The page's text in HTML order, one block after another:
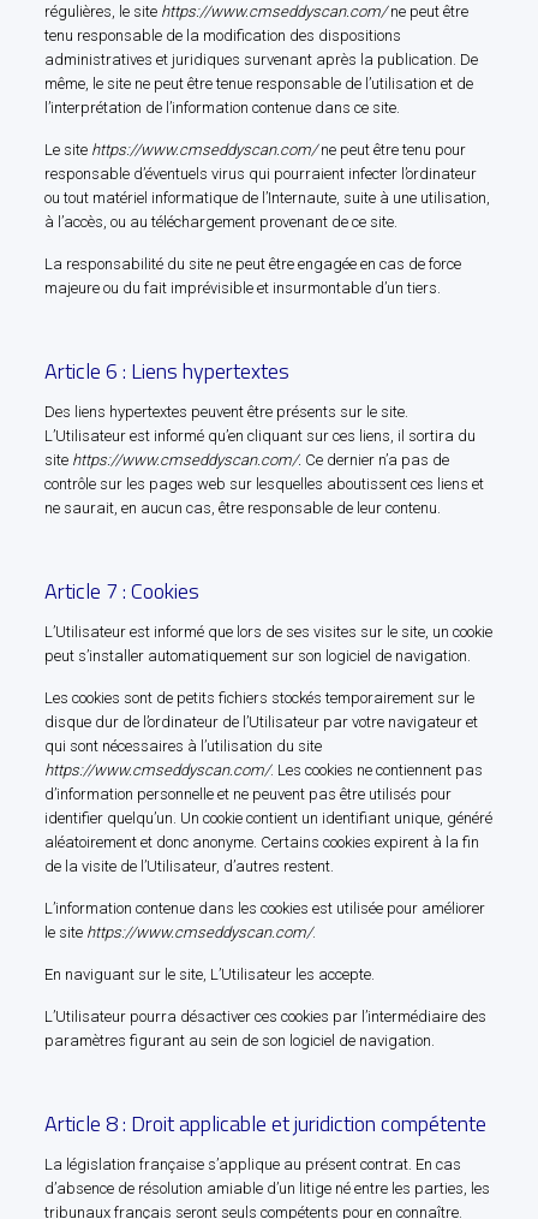
régulières, le site https://www.cmseddyscan.com/ne peut être
tenu responsable de la modification des dispositions
administratives et juridiques survenant après la publication. De
même, le site ne peut être tenue responsable de l’utilisation et de
l’interprétation de l’information contenue dans ce site.
Le site https://www.cmseddyscan.com/ne peut être tenu pour
responsable d’éventuels virus qui pourraient infecter l’ordinateur
ou tout matériel informatique de l’Internaute, suite à une utilisation,
à l’accès, ou au téléchargement provenant de ce site.
La responsabilité du site ne peut être engagée en cas de force
majeure ou du fait imprévisible et insurmontable d’un tiers.
Article 6 : Liens hypertextes
Des liens hypertextes peuvent être présents sur le site.
L’Utilisateur est informé qu’en cliquant sur ces liens, il sortira du
site https://www.cmseddyscan.com/. Ce dernier n’a pas de
contrôle sur les pages web sur lesquelles aboutissent ces liens et
ne saurait, en aucun cas, être responsable de leur contenu.
Article 7 : Cookies
L’Utilisateur est informé que lors de ses visites sur le site, un cookie
peut s’installer automatiquement sur son logiciel de navigation.
Les cookies sont de petits fichiers stockés temporairement sur le
disque dur de l’ordinateur de l’Utilisateur par votre navigateur et
qui sont nécessaires à l’utilisation du site
https://www.cmseddyscan.com/. Les cookies ne contiennent pas
d’information personnelle et ne peuvent pas être utilisés pour
identifier quelqu’un. Un cookie contient un identifiant unique, généré
aléatoirement et donc anonyme. Certains cookies expirent à la fin
de la visite de l’Utilisateur, d’autres restent.
L’information contenue dans les cookies est utilisée pour améliorer
le site https://www.cmseddyscan.com/.
En naviguant sur le site, L’Utilisateur les accepte.
L’Utilisateur pourra désactiver ces cookies par l’intermédiaire des
paramètres figurant au sein de son logiciel de navigation.
Article 8 : Droit applicable et juridiction compétente
La législation française s’applique au présent contrat. En cas
d’absence de résolution amiable d’un litige né entre les parties, les
tribunaux français seront seuls compétents pour en connaître.